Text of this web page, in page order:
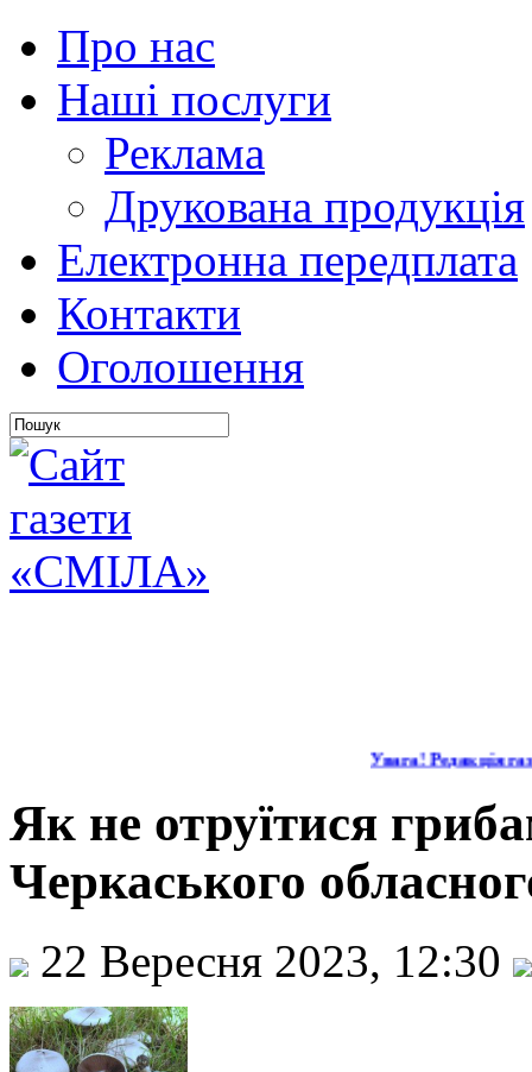
Про нас
Наші послуги
Реклама
Друкована продукція
Електронна передплата
Контакти
Оголошення
Увага! Редакція
Як не отруїтися
Черкаського
22 Вересня 2023, 12:30